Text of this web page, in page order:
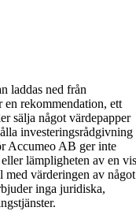
laddas ned från
rekommendation, ett
sälja något värdepapper
investeringsrådgivning
Accumeo AB ger inte
lämpligheten av en
värderingen av något
inga juridiska,